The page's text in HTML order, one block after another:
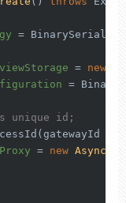
=
viewStorage = new
=
unique id;
+
= new